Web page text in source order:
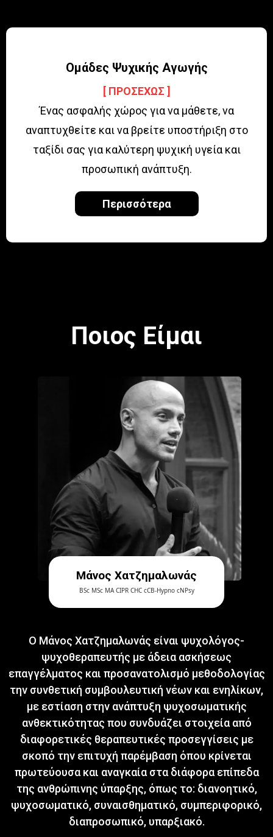
Ομάδες Ψυχικής Αγωγής
[ ΠΡΟΣΕΧΩΣ ]
Ένας ασφαλής χώρος για να μάθετε, να
αναπτυχθείτε και να βρείτε υποστήριξη στο
ταξίδι σας για καλύτερη ψυχική υγεία και
προσωπική ανάπτυξη.
Περισσότερα
Ποιος Είμαι
Μάνος Χατζημαλωνάς
BSc MSc MA CIPR CHC cCB-Hypno cNPsy
Ο Μάνος Χατζημαλωνάς είναι ψυχολόγος-
ψυχοθεραπευτής με άδεια ασκήσεως
επαγγέλματος και προσανατολισμό μεθοδολογίας
την συνθετική συμβουλευτική νέων και ενηλίκων,
με εστίαση στην ανάπτυξη ψυχοσωματικής
ανθεκτικότητας που συνδυάζει στοιχεία από
διαφορετικές θεραπευτικές προσεγγίσεις με
σκοπό την επιτυχή παρέμβαση όπου κρίνεται
πρωτεύουσα και αναγκαία στα διάφορα επίπεδα
της ανθρώπινης ύπαρξης, όπως το: διανοητικό,
ψυχοσωματικό, συναισθηματικό, συμπεριφορικό,
διαπροσωπικό, υπαρξιακό.